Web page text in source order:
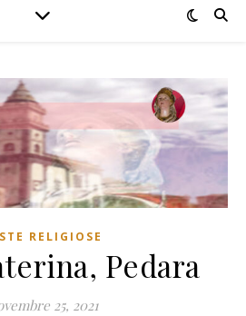
RELIGIOSE
Pedara
25, 2021